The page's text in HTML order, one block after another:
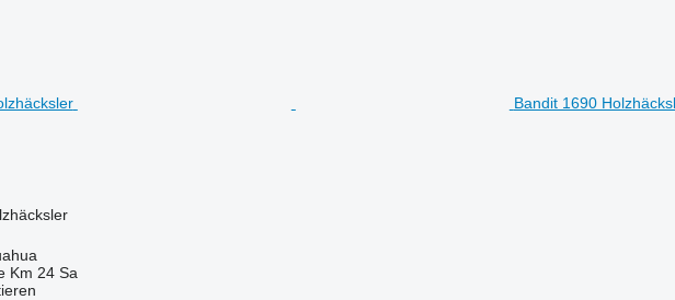
Bandit 1690
Km 24 Sa